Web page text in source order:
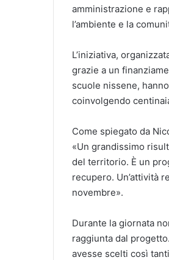
amministrazione e
l’ambiente e la
L’iniziativa,
grazie a un
scuole nissene,
coinvolgendo
Come spiegato da
«Un grandissimo
del territorio. È un
recupero. Un’attività
novembre».
Durante la giornata
raggiunta dal
avesse scelti così